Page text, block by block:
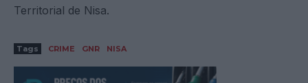
Territorial de Nisa.
Tags CRIME GNR NISA